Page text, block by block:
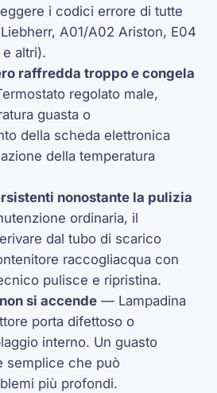
i codici errore di tutte
Liebherr,A01/A02 Ariston, E04
e altri).
raffredda troppo e congela
regolato male,
guasta o
della scheda elettronica
della temperatura
nonostante la pulizia
ordinaria, il
dal tubo di scarico
raccogliacqua con
pulisce e ripristina.
si accende — Lampadina
porta difettoso o
interno. Un guasto
semplice che può
più profondi.